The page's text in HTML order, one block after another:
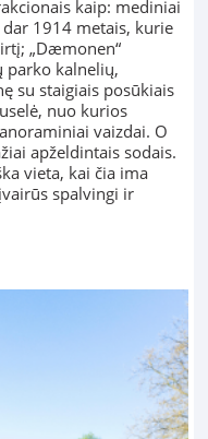
kaip: mediniai
dar 1914 metais, kurie
„Dæmonen“
parko kalnelių,
su staigiais posūkiais
nuo kurios
vaizdai. O
apželdintais sodais.
vieta, kai čia ima
spalvingi ir